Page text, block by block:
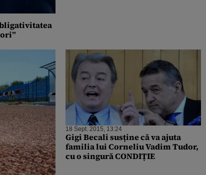
18 Sept. 2015, 13:24
Gigi Becali susține că va ajuta
familia lui Corneliu Vadim Tudor,
cu o singură CONDIȚIE